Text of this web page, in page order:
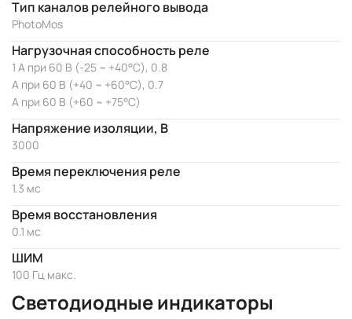
Тип каналов релейного вывода
PhotoMos
Нагрузочная способность реле
1 А при 60 В (-25 ~ +40°C), 0.8
А при 60 В (+40 ~ +60°C), 0.7
А при 60 В (+60 ~ +75°C)
Напряжение изоляции, В
3000
Время переключения реле
1.3 мс
Время восстановления
0.1 мс
ШИМ
100 Гц макс.
Светодиодные индикаторы